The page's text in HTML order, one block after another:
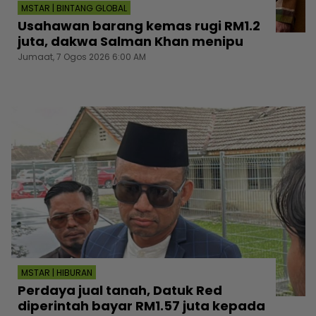
MSTAR | BINTANG GLOBAL
Usahawan barang kemas rugi RM1.2
juta, dakwa Salman Khan menipu
Jumaat, 7 Ogos 2026 6:00 AM
MSTAR | HIBURAN
Perdaya jual tanah, Datuk Red
diperintah bayar RM1.57 juta kepada